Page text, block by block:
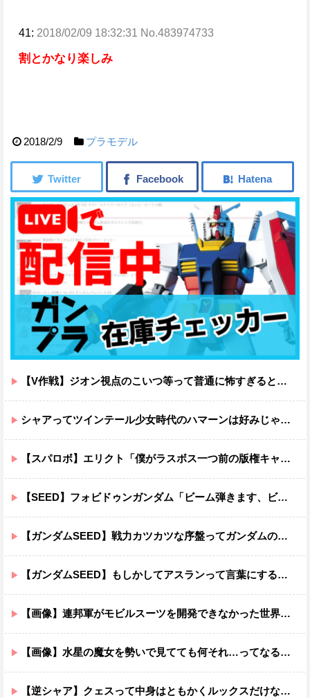
41: 2018/02/09 18:32:31 No.483974733
割とかなり楽しみ
2018/2/9 プラモデル
【V作戦】ジオン視点のこいつ等って普通に怖すぎると思う…
シャアってツインテール少女時代のハマーンは好みじゃなかったの？
【スパロボ】エリクト「僕がラスボス一つ前の版権キャラ最後の敵ってちょっと荷が重すぎない？」
【SEED】フォビドゥンガンダム「ビーム弾きます、ビーム曲げられます、空飛びます」←二世代目でこれ出来るのおかしいだろ
【ガンダムSEED】戦力カツカツな序盤ってガンダムの中だと割と珍しい気がする
【ガンダムSEED】もしかしてアスランって言葉にするのが下手なだけでめっちゃいい人なのでは？
【画像】連邦軍がモビルスーツを開発できなかった世界線のガンダムｗｗｗｗｗｗｗ
【画像】水星の魔女を勢いで見てても何それ…ってなる部分ｗｗｗｗｗｗｗｗ
【逆シャア】クェスって中身はともかくルックスだけなら最高だな